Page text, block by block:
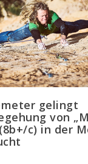
gelingt
von
c) in der